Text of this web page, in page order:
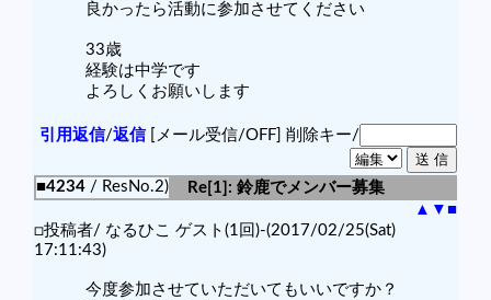
良かったら活動に参加させてください
33歳
経験は中学です
よろしくお願いします
引用返信/返信[メール受信/OFF] 削除キー/
■4234 / ResNo.2)
Re[1]: 鈴鹿でメンバー募集
▲ ▼ ■
□投稿者/ なるひこ ゲスト(1回)-(2017/02/25(Sat)
17:11:43)
今度参加させていただいてもいいですか？